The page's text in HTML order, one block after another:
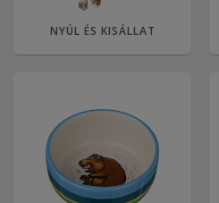
NYÚL ÉS KISÁLLAT